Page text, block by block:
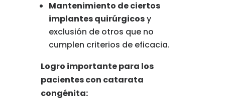
Mantenimiento deciertos
implantesquirúrgicosy
exclusión de otros que no
cumplen criterios de eficacia.
Logro importantepara los
pacientescon catarata
congénita: